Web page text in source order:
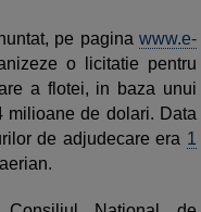
pe pagina www.e-
o licitatie pentru
a flotei, in baza unui
milioane de dolari. Data
de adjudecare era 1